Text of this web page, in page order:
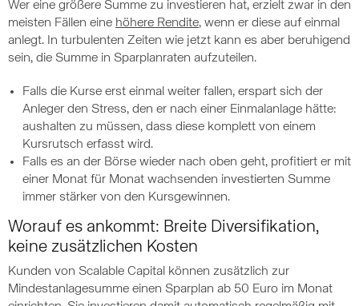
Wer eine größere Summe zu investieren hat, erzielt zwar in den
meisten Fällen eine höhere Rendite, wenn er diese auf einmal
anlegt. In turbulenten Zeiten wie jetzt kann es aber beruhigend
sein, die Summe in Sparplanraten aufzuteilen.
Falls die Kurse erst einmal weiter fallen, erspart sich der
Anleger den Stress, den er nach einer Einmalanlage hätte:
aushalten zu müssen, dass diese komplett von einem
Kursrutsch erfasst wird.
Falls es an der Börse wieder nach oben geht, profitiert er mit
einer Monat für Monat wachsenden investierten Summe
immer stärker von den Kursgewinnen.
Worauf es ankommt: Breite Diversifikation,
keine zusätzlichen Kosten
Kunden von Scalable Capital können zusätzlich zur
Mindestanlagesumme einen Sparplan ab 50 Euro im Monat